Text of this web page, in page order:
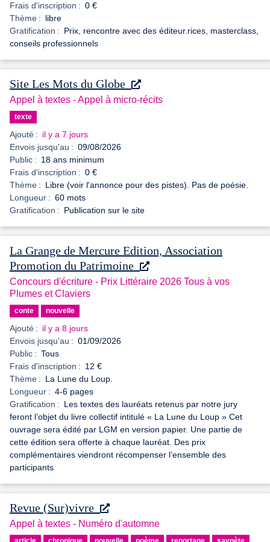
Frais d'inscription : 0 €
Thème : libre
Gratification : Prix, rencontre avec des éditeur.rices, masterclass,
conseils professionnels
Site Les Mots du Globe
Appel à textes - Appel à micro-récits
texte
Ajouté : il y a 7 jours
Envois jusqu'au : 09/08/2026
Public : 18 ans minimum
Frais d'inscription : 0 €
Thème : Libre (voir l'annonce pour des pistes). Pas de poésie.
Longueur : 60 mots
Gratification : Publication sur le site
La Grange de Mercure Edition, Association
Promotion du Patrimoine
Concours d'écriture - Prix Littéraire 2026 Tous à vos
Plumes et Claviers
conte nouvelle
Ajouté : il y a 8 jours
Envois jusqu'au : 01/09/2026
Public : Tous
Frais d'inscription : 12 €
Thème : La Lune du Loup.
Longueur : 4-6 pages
Gratification : Les textes des lauréats retenus par notre jury
feront l’objet du livre collectif intitulé « La Lune du Loup » Cet
ouvrage sera édité par LGM en version papier. Une partie de
cette édition sera offerte à chaque lauréat. Des prix
complémentaires viendront récompenser l’ensemble des
participants
Revue (Sur)vivre
Appel à textes - Numéro d'automne